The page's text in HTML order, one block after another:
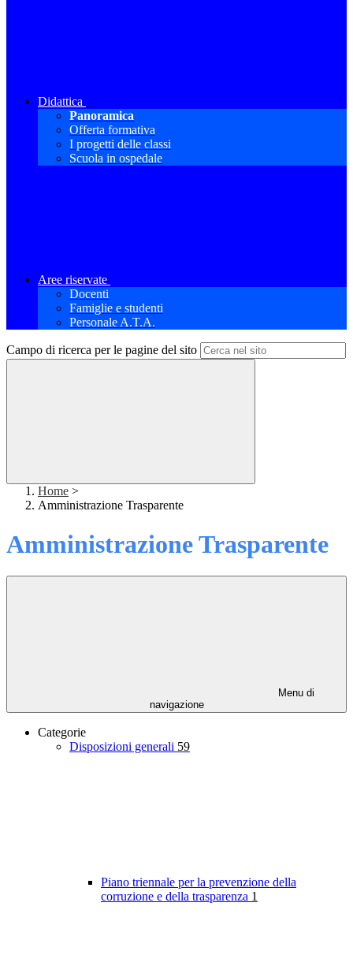
Didattica
Panoramica
Offerta formativa
I progetti delle classi
Scuola in ospedale
Aree riservate
Docenti
Famiglie e studenti
Personale A.T.A.
Campo di ricerca per le pagine del sito
Home >
Amministrazione Trasparente
Amministrazione Trasparente
Menu di
navigazione
Categorie
Disposizioni generali 59
Piano triennale per la prevenzione della
corruzione e della trasparenza 1